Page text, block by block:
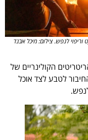
וריפוי לנפש. צילום: מיכל אבנד
הקולינריים של
לטבע לצד אוכל